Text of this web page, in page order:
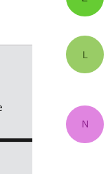
L
N